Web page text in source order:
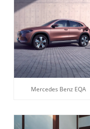
Mercedes Benz EQA